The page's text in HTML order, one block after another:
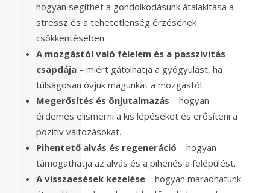
hogyan segíthet a gondolkodásunk átalakítása a
stressz és a tehetetlenség érzésének
csökkentésében.
A mozgástól való félelem és a passzivitás
csapdája– miért gátolhatja a gyógyulást, ha
túlságosan óvjuk magunkat a mozgástól.
Megerősítés és önjutalmazás – hogyan
érdemes elismerni a kis lépéseket és erősíteni a
pozitív változásokat.
Pihentető alvás és regeneráció – hogyan
támogathatja az alvás és a pihenés a felépülést.
A visszaesések kezelése– hogyan maradhatunk